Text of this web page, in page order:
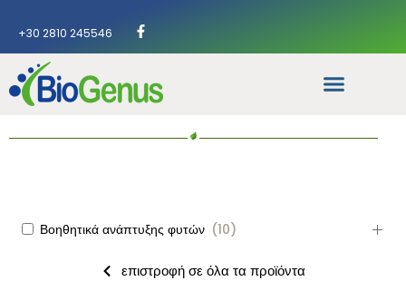
+30 2810 245546
Βοηθητικά ανάπτυξης φυτών (10)
επιστροφή σε όλα τα προϊόντα